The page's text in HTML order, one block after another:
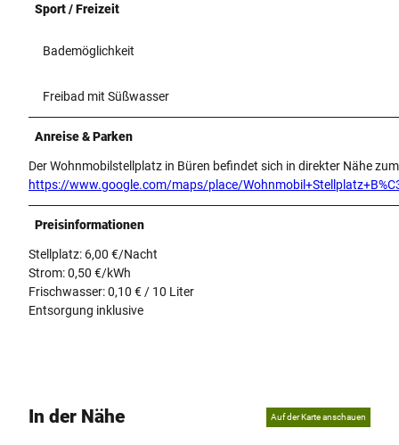
Sport / Freizeit
Bademöglichkeit
Freibad mit Süßwasser
Anreise & Parken
Der Wohnmobilstellplatz in Büren befindet sich in direkter Nähe
https://www.google.com/maps/place/
Preisinformationen
Stellplatz: 6,00 €/Nacht
Strom: 0,50 €/kWh
Frischwasser: 0,10 € / 10 Liter
Entsorgung inklusive
In der Nähe Auf der Karte anschauen